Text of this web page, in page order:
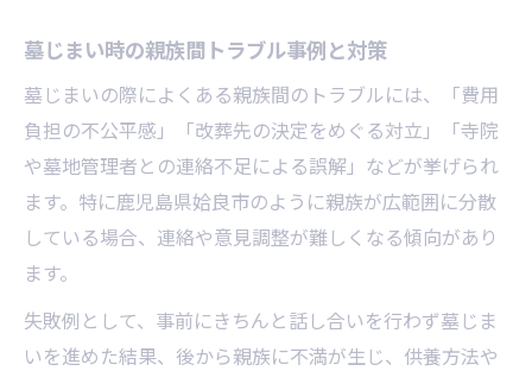
墓じまい時の親族間トラブル事例と対策
墓じまいの際によくある親族間のトラブルには、「費用
負担の不公平感」「改葬先の決定をめぐる対立」「寺院
や墓地管理者との連絡不足による誤解」などが挙げられ
ます。特に鹿児島県姶良市のように親族が広範囲に分散
している場合、連絡や意見調整が難しくなる傾向があり
ます。
失敗例として、事前にきちんと話し合いを行わず墓じま
いを進めた結果、後から親族に不満が生じ、供養方法や